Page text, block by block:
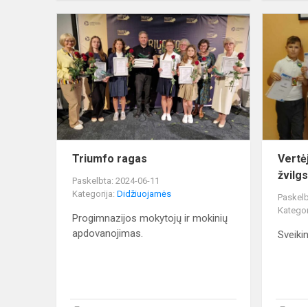
Triumfo
ragas
Triumfo ragas
Paskelbta: 2024-06-11
Kategorija: Didžiuojamės
Progimnazijos mokytojų ir mokinių
apdovanojimas.